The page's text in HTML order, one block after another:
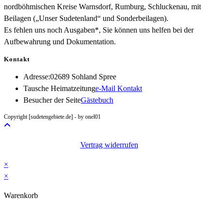
nordböhmischen Kreise Warnsdorf, Rumburg, Schluckenau, mit
Beilagen („Unser Sudetenland“ und Sonderbeilagen).
Es fehlen uns noch Ausgaben*, Sie können uns helfen bei der
Aufbewahrung und Dokumentation.
Kontakt
Adresse:02689 Sohland Spree
Tausche Heimatzeitunge-Mail KontaktOpens
Besucher der SeiteGästebuch
Copyright [sudetengebiete.de] - by onel01
Vertrag widerrufen
×
×
Warenkorb